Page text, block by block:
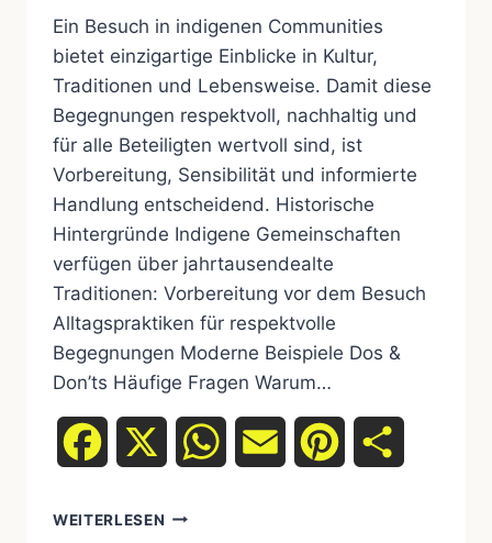
Ein Besuch in indigenen Communities
bietet einzigartige Einblicke in Kultur,
Traditionen und Lebensweise. Damit diese
Begegnungen respektvoll, nachhaltig und
für alle Beteiligten wertvoll sind, ist
Vorbereitung, Sensibilität und informierte
Handlung entscheidend. Historische
Hintergründe Indigene Gemeinschaften
verfügen über jahrtausendealte
Traditionen: Vorbereitung vor dem Besuch
Alltagspraktiken für respektvolle
Begegnungen Moderne Beispiele Dos &
Don’ts Häufige Fragen Warum…
Facebook WhatsAppEmail Pinterest
WEITERLESEN